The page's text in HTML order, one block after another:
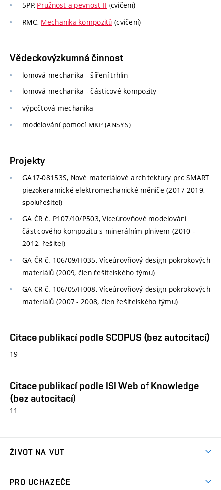
5PP, Pružnost a pevnost II (cvičení)
RMO, Mechanika kompozitů (cvičení)
Vědeckovýzkumná činnost
lomová mechanika - šíření trhlin
lomová mechanika - částicové kompozity
výpočtová mechanika
modelování pomocí MKP (ANSYS)
Projekty
GA17-08153S, Nové materiálové architektury pro SMART
piezokeramické elektromechanické měniče (2017-2019,
spoluřešitel)
GA ČR č. P107/10/P503, Víceúrovňové modelování
částicového kompozitu s minerálním plnivem (2010 -
2012, řešitel)
GA ČR č. 106/09/H035, Víceúrovňový design pokrokových
materiálů (2009, člen řešitelského týmu)
GA ČR č. 106/05/H008, Víceúrovňový design pokrokových
materiálů (2007 - 2008, člen řešitelského týmu)
Citace publikací podle SCOPUS (bez autocitací)
19
Citace publikací podle ISI Web of Knowledge
(bez autocitací)
11
ŽIVOT NA VUT
PRO UCHAZEČE